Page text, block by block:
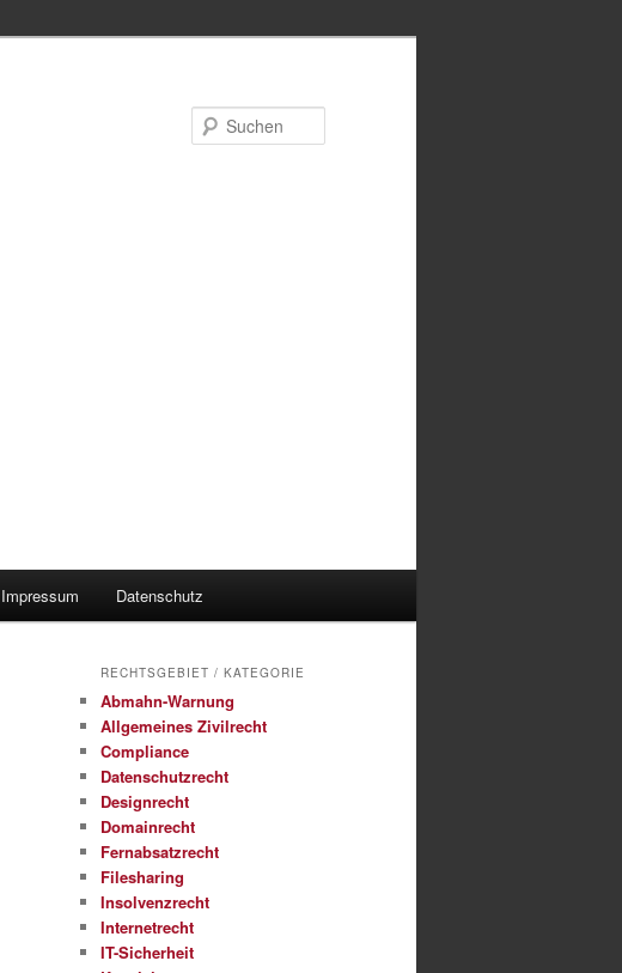
Impressum Datenschutz
RECHTSGEBIET / KATEGORIE
Abmahn-Warnung
Allgemeines Zivilrecht
Compliance
Datenschutzrecht
Designrecht
Domainrecht
Fernabsatzrecht
Filesharing
Insolvenzrecht
Internetrecht
IT-Sicherheit